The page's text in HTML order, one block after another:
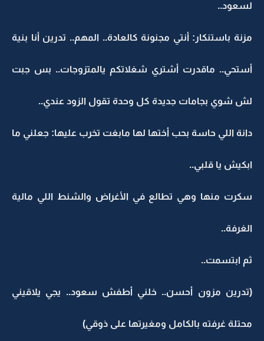
لسعود..
مزنة باستنكار: أنتي مجنونة كالعادة.. المهم.. تدرين أنا بنية
أستحي.. ماقدرت أشتري شغلاتكم يالمتزوجات.. بس جبت
لش شوي بجامات جديدة كل وحدة تقول الزود عندي..
دانة اللي حاسة بحب أختها لها مابغت تخرب عليها: جعلني ما
ابكيش يا قلبي..
سكرت منها وهي تطالع في الأغراض والشنط اللي مالية
الغرفة..
ثم ابتسمت..
(تدرين مزون أحسن.. خلني أطفش سعود.. يجي يلاقيني
محتلة غرفته بالكامل ومغيرتها على ذوقي)